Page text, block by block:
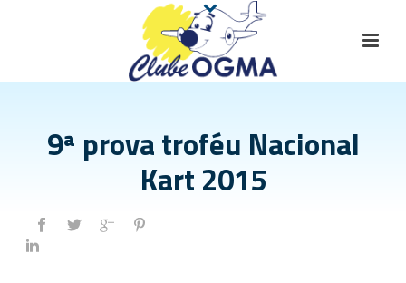
9ª prova troféu Nacional
Kart 2015